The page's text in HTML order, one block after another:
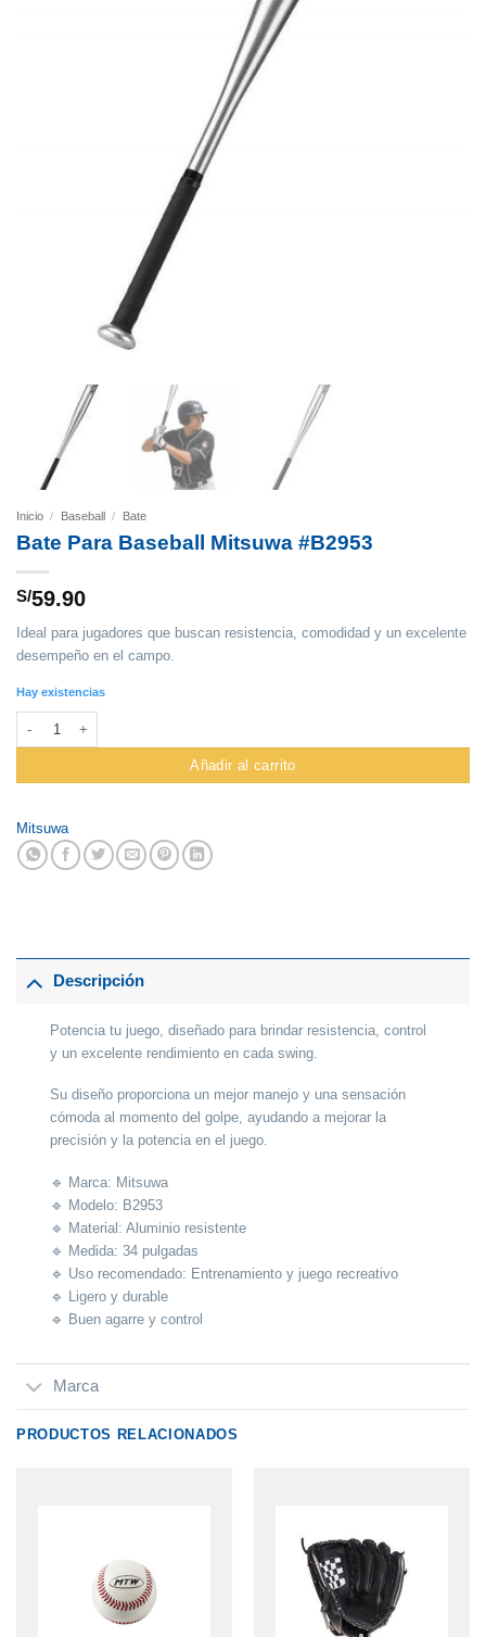
Inicio / Baseball / Bate
Bate Para Baseball Mitsuwa #B2953
S/59.90
Ideal para jugadores que buscan resistencia, comodidad y un excelente
desempeño en el campo.
Hay existencias
Añadir al carrito
Mitsuwa
Descripción
Potencia tu juego, diseñado para brindar resistencia, control
y un excelente rendimiento en cada swing.
Su diseño proporciona un mejor manejo y una sensación
cómoda al momento del golpe, ayudando a mejorar la
precisión y la potencia en el juego.
🔹 Marca: Mitsuwa
🔹 Modelo: B2953
🔹 Material: Aluminio resistente
🔹 Medida: 34 pulgadas
🔹 Uso recomendado: Entrenamiento y juego recreativo
🔹 Ligero y durable
🔹 Buen agarre y control
Marca
PRODUCTOS RELACIONADOS